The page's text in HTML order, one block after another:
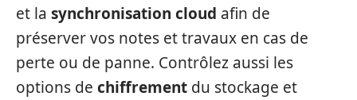
et la synchronisation cloud afin de
préserver vos notes et travaux en cas de
perte ou de panne. Contrôlez aussi les
options de chiffrement du stockage et